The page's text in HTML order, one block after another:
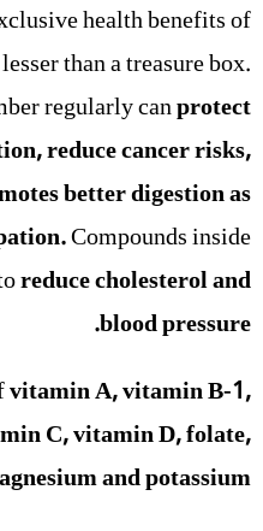
health benefits of
than a treasure box.
regularly canprotect
reduce cancer risks,
better digestion as
Compounds inside
reduce cholesterol and
blood pressure.
vitamin A, vitamin B-1,
C, vitamin D, folate,
and potassium.